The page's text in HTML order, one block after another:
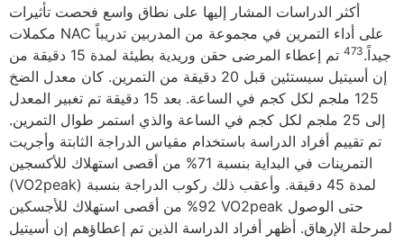
أكثر الدراسات المشار إليها على نطاق واسع فحصت تأثيرات
مكملات NAC على أداء التمرين في مجموعة من المدربين تدريباً
جيداً.473
تم إعطاء المرضى حقن وريدية بطيئة لمدة 15 دقيقة من
إن أسيتيل سيستئين قبل 20 دقيقة من التمرين. كان معدل الضخ
125 ملجم لكل كجم في الساعة. بعد 15 دقيقة تم تغبير المعدل
إلى 25 ملجم لكل كجم في الساعة والذي استمر طوال التمرين.
تم تقييم أفراد الدراسة باستخدام مقياس الدراجة الثابتة وأجريت
التمرينات في البداية بنسبة 71% من أقصى استهلاك للأكسجين
(VO2peak) لمدة 45 دقيقة. وأعقب ذلك ركوب الدراجة بنسبة
92% من أقصى استهلاك للأجسكين VO2peak حتى الوصول
لمرحلة الإرهاق. أظهر أفراد الدراسة الذين تم إعطاؤهم إن أسيتيل